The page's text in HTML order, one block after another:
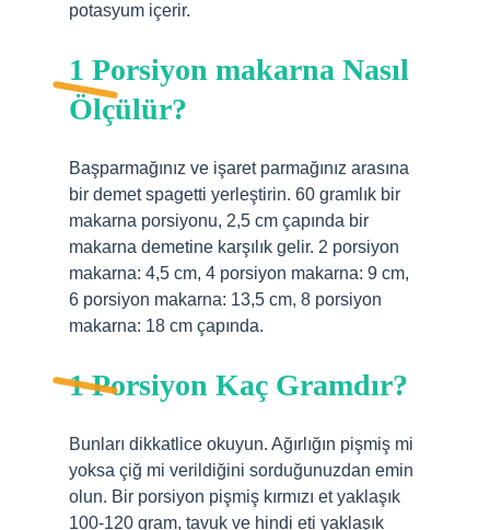
potasyum içerir.
1 Porsiyon makarna Nasıl
Ölçülür?
Başparmağınız ve işaret parmağınız arasına
bir demet spagetti yerleştirin. 60 gramlık bir
makarna porsiyonu, 2,5 cm çapında bir
makarna demetine karşılık gelir. 2 porsiyon
makarna: 4,5 cm, 4 porsiyon makarna: 9 cm,
6 porsiyon makarna: 13,5 cm, 8 porsiyon
makarna: 18 cm çapında.
1 Porsiyon Kaç Gramdır?
Bunları dikkatlice okuyun. Ağırlığın pişmiş mi
yoksa çiğ mi verildiğini sorduğunuzdan emin
olun. Bir porsiyon pişmiş kırmızı et yaklaşık
100-120 gram, tavuk ve hindi eti yaklaşık